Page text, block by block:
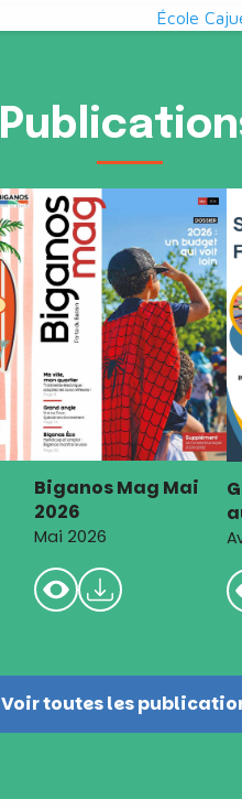
École
Biganos Mag Mai
2026
Mai 2026
Voir toutes les